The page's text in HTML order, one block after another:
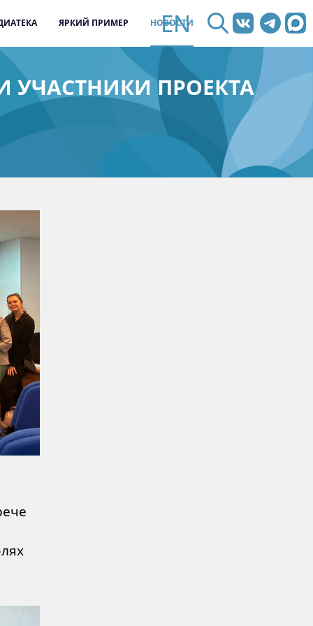
ЯРКИЙ ПРИМЕР НОВОСТИ
EN
УЧАСТНИКИ ПРОЕКТА